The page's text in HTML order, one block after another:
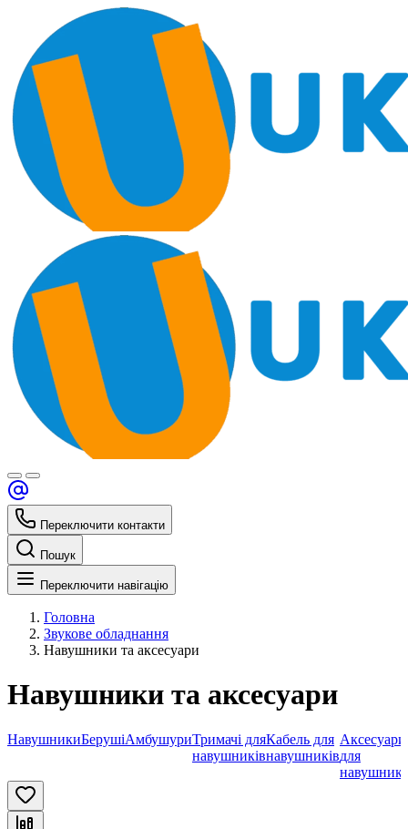
Переключити контакти
Пошук
Переключити навігацію
Головна
Звукове обладнання
Навушники та аксесуари
Навушники та аксесуари
НавушникиБерушіАмбушуриТримачі для
навушників
Кабель для
навушників
Аксесуари
для